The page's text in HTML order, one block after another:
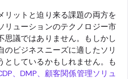
リットと迫り来る課題の両方を
リューションのテクノロジー市
思議ではありません。もしかし
のビジネスニーズに適したソリ
としているかもしれません。も
、DMP、顧客関係管理ソリュ